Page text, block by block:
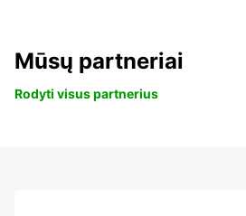
Mūsų partneriai
Rodyti visus partnerius